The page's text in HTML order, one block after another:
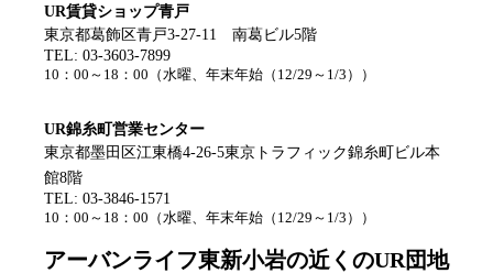
UR賃貸ショップ青戸
東京都葛飾区青戸3-27-11 南葛ビル5階
TEL: 03-3603-7899
10：00～18：00 （水曜、年末年始（12/29～1/3） ）
UR錦糸町営業センター
東京都墨田区江東橋4-26-5東京トラフィック錦糸町ビル本
館8階
TEL: 03-3846-1571
10：00～18：00 （水曜、年末年始（12/29～1/3） ）
アーバンライフ東新小岩の近くのUR団地